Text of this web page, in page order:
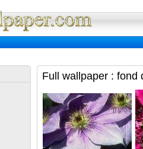
Full wallpaper : fond